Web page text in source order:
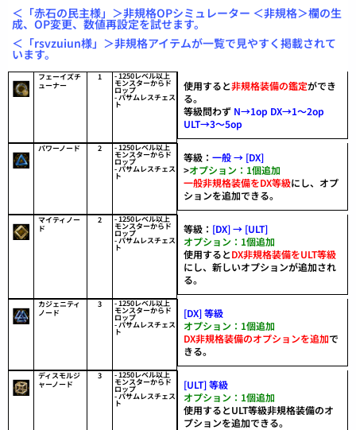
＜「赤石の民主様」＞非規格OPシミュレーター ＜非規格＞欄の生
成、OP変更、数値再設定を試せます。
＜「rsvzuiun様」＞非規格アイテムが一覧で見やすく掲載されて
います。
フェーイズチ
ューナー
1 - 1250レベル以上
モンスターからド
ロップ
- パサムレスチェス
ト
使用すると非規格装備の鑑定ができ
る。
等級問わず N→1op DX→1〜2op
ULT→3〜5op
パワーノード 2 - 1250レベル以上
モンスターからド
ロップ
- パサムレスチェス
ト
等級：一般 → [DX]
>オプション：1個追加
一般非規格装備をDX等級にし、オプ
ションを追加できる。
マイティノー
ド
2 - 1250レベル以上
モンスターからド
ロップ
- パサムレスチェス
ト
等級： [DX] → [ULT]
オプション：1個追加
使用するとDX非規格装備をULT等級
にし、新しいオプションが追加され
る。
カジェニティ
ノード
3 - 1250レベル以上
モンスターからド
ロップ
- パサムレスチェス
ト
[DX] 等級
オプション：1個追加
DX非規格装備のオプションを追加で
きる。
ディスモルジ
ャーノード
3 - 1250レベル以上
モンスターからド
ロップ
- パサムレスチェス
ト
[ULT] 等級
オプション：1個追加
使用するとULT等級非規格装備のオ
プションを追加できる。